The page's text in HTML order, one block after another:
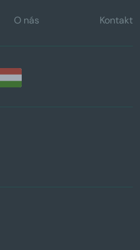
O nás Kontakt